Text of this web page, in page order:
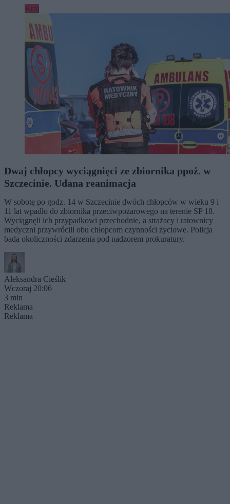
Kraj
Dwaj chłopcy wyciągnięci ze zbiornika ppoż. w
Szczecinie. Udana reanimacja
W sobotę po godz. 14 w Szczecinie dwóch chłopców w wieku 9 i
11 lat wpadło do zbiornika przeciwpożarowego na terenie SP 18.
Wyciągnęli ich przypadkowi przechodnie, a strażacy i ratownicy
medyczni przywrócili obu chłopcom czynności życiowe. Policja
bada okoliczności zdarzenia pod nadzorem prokuratury.
Aleksandra Cieślik
Wczoraj 20:06
3 min
Reklama
Reklama